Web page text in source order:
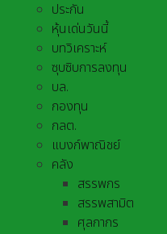
ประกัน
หุ้นเด่นวันนี้
บทวิเคราะห์
ซุบซิบการลงทุน
บล.
กองทุน
กลต.
แบงก์พาณิชย์
คลัง
สรรพกร
สรรพสามิต
ศุลกากร